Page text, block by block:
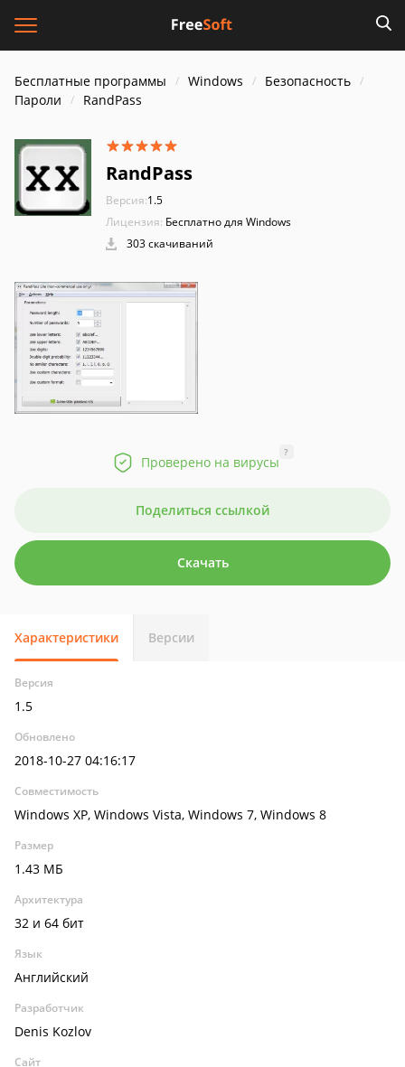
Бесплатные программы Windows
Безопасность
Пароли
RandPass
RandPass
Версия:1.5
Лицензия: Бесплатно для Windows
303 скачиваний
Проверено на вирусы
?
Поделиться ссылкой
Скачать
Характеристики Версии
Версия
1.5
Обновлено
2018-10-27 04:16:17
Совместимость
Windows XP, Windows Vista, Windows 7, Windows 8
Размер
1.43 МБ
Архитектура
32 и 64 бит
Язык
Английский
Разработчик
Denis Kozlov
Сайт